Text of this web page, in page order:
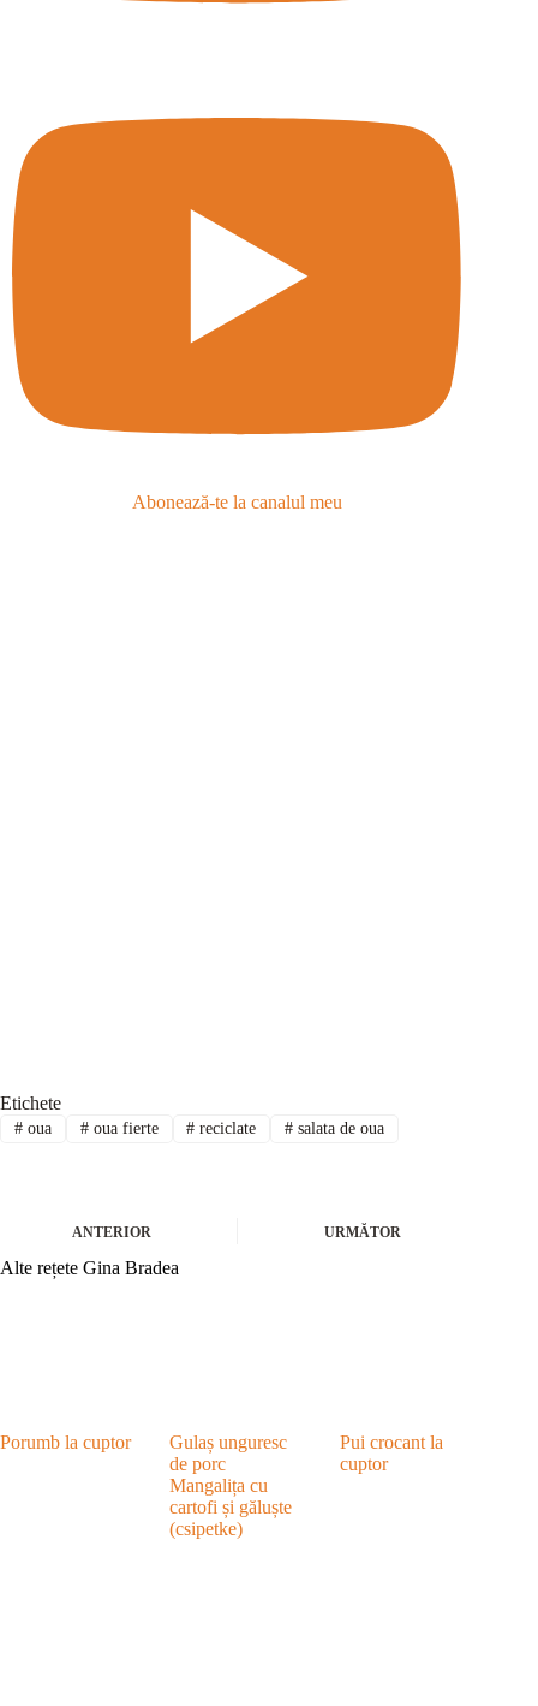
Abonează-te la canalul meu
Etichete
#oua #oua fierte # reciclate # salata de oua
ANTERIOR URMĂTOR
Alte rețete Gina Bradea
Porumb la cuptor
Gulaș unguresc
de porc
Mangalița cu
cartofi și găluște
(csipetke)
Pui crocant la
cuptor